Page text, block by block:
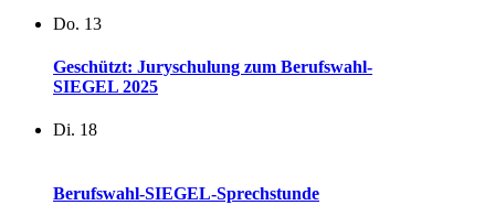
Do. 13
Geschützt: Juryschulung zum Berufswahl-
SIEGEL 2025
Di. 18
Berufswahl-SIEGEL-Sprechstunde